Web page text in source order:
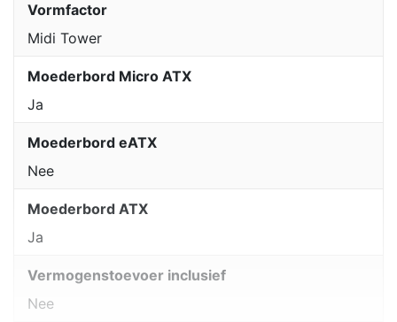
Vormfactor
Midi Tower
Moederbord Micro ATX
Ja
Moederbord eATX
Nee
Moederbord ATX
Ja
Vermogenstoevoer inclusief
Nee